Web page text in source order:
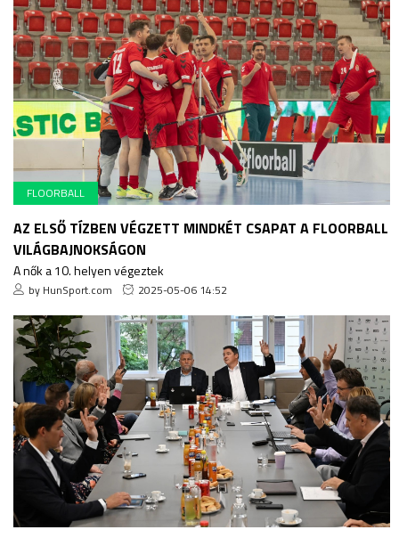
FLOORBALL
AZ ELSŐ TÍZBEN VÉGZETT MINDKÉT CSAPAT A FLOORBALL
VILÁGBAJNOKSÁGON
A nők a 10. helyen végeztek
by HunSport.com 2025-05-06 14:52